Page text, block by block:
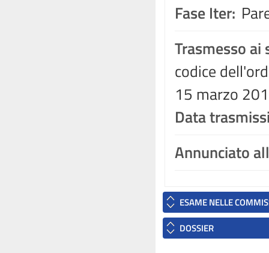
Fase Iter:
Trasmesso ai
codice
15 marzo
Data
Annunciato
ESAME NELLE
DOSSIER